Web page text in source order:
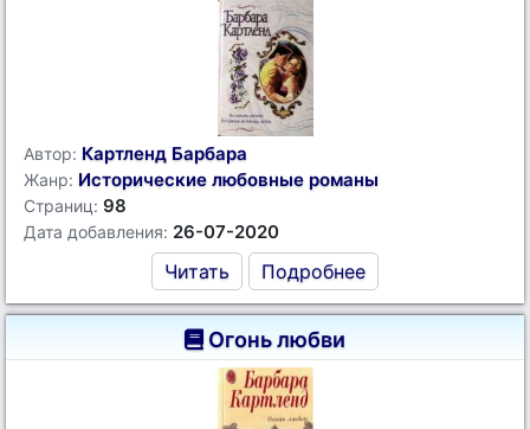
Автор: Картленд Барбара
Жанр: Исторические любовные романы
Страниц: 98
Дата добавления: 26-07-2020
Читать Подробнее
Огонь любви